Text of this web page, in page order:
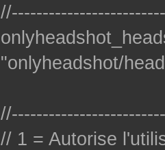
"onlyheadshot/
// 1 = Autorise